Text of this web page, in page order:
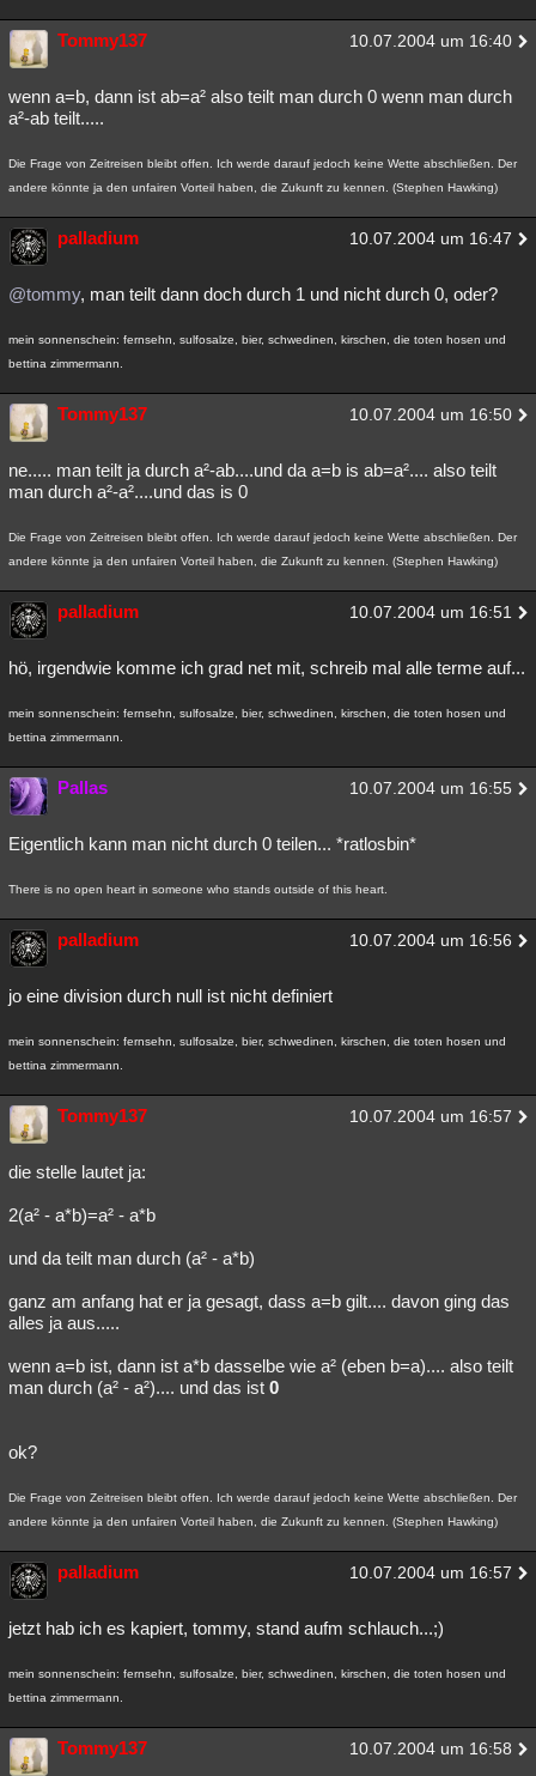
Tommy137 10.07.2004 um 16:40
wenn a=b, dann ist ab=a² also teilt man durch 0 wenn man durch
a²-ab teilt.....
Die Frage von Zeitreisen bleibt offen. Ich werde darauf jedoch keine Wette abschließen. Der
andere könnte ja den unfairen Vorteil haben, die Zukunft zu kennen. (Stephen Hawking)
palladium 10.07.2004 um 16:47
@tommy, man teilt dann doch durch 1 und nicht durch 0, oder?
mein sonnenschein: fernsehn, sulfosalze, bier, schwedinen, kirschen, die toten hosen und
bettina zimmermann.
Tommy137 10.07.2004 um 16:50
ne..... man teilt ja durch a²-ab....und da a=b is ab=a².... also teilt
man durch a²-a²....und das is 0
Die Frage von Zeitreisen bleibt offen. Ich werde darauf jedoch keine Wette abschließen. Der
andere könnte ja den unfairen Vorteil haben, die Zukunft zu kennen. (Stephen Hawking)
palladium 10.07.2004 um 16:51
hö, irgendwie komme ich grad net mit, schreib mal alle terme auf...
mein sonnenschein: fernsehn, sulfosalze, bier, schwedinen, kirschen, die toten hosen und
bettina zimmermann.
Pallas 10.07.2004 um 16:55
Eigentlich kann man nicht durch 0 teilen... *ratlosbin*
There is no open heart in someone who stands outside of this heart.
palladium 10.07.2004 um 16:56
jo eine division durch null ist nicht definiert
mein sonnenschein: fernsehn, sulfosalze, bier, schwedinen, kirschen, die toten hosen und
bettina zimmermann.
Tommy137 10.07.2004 um 16:57
die stelle lautet ja:
2(a² - a*b)=a² - a*b
und da teilt man durch (a² - a*b)
ganz am anfang hat er ja gesagt, dass a=b gilt.... davon ging das
alles ja aus.....
wenn a=b ist, dann ist a*b dasselbe wie a² (eben b=a).... also teilt
man durch (a² - a²).... und das ist 0
ok?
Die Frage von Zeitreisen bleibt offen. Ich werde darauf jedoch keine Wette abschließen. Der
andere könnte ja den unfairen Vorteil haben, die Zukunft zu kennen. (Stephen Hawking)
palladium 10.07.2004 um 16:57
jetzt hab ich es kapiert, tommy, stand aufm schlauch...;)
mein sonnenschein: fernsehn, sulfosalze, bier, schwedinen, kirschen, die toten hosen und
bettina zimmermann.
Tommy137 10.07.2004 um 16:58